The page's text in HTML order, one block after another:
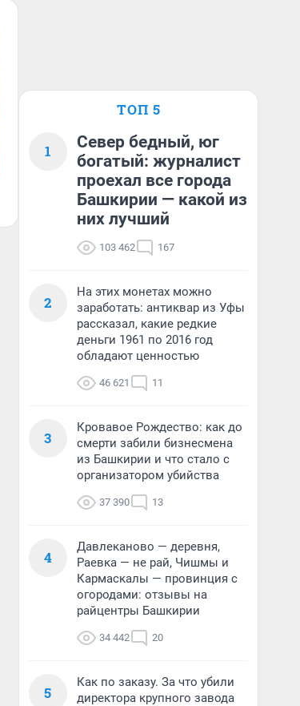
ТОП 5
1
Север бедный, юг
богатый: журналист
проехал все города
Башкирии — какой из
них лучший
103 462 167
2
На этих монетах можно
заработать: антиквар из Уфы
рассказал, какие редкие
деньги 1961 по 2016 год
обладают ценностью
46 621 11
3
Кровавое Рождество: как до
смерти забили бизнесмена
из Башкирии и что стало с
организатором убийства
37 390 13
4
Давлеканово — деревня,
Раевка — не рай, Чишмы и
Кармаскалы — провинция с
огородами: отзывы на
райцентры Башкирии
34 442 20
5
Как по заказу. За что убили
директора крупного завода